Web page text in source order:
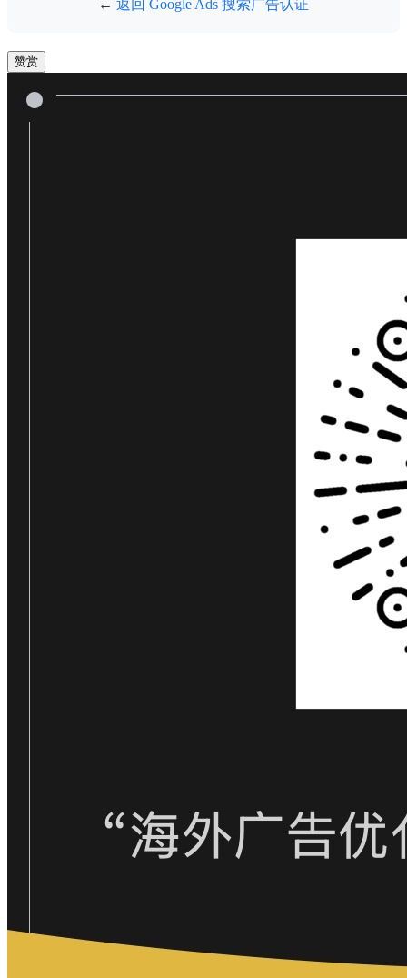
← 返回 Google Ads 搜索广告认证
赞赏